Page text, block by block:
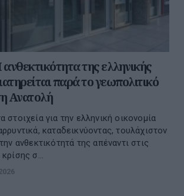
της ελληνικής
παρά το γεωπολιτικό
Ανατολή
για την ελληνική οικονομία
καταδεικνύοντας, τουλάχιστον
ανθεκτικότητά της απέναντι στις
σ...